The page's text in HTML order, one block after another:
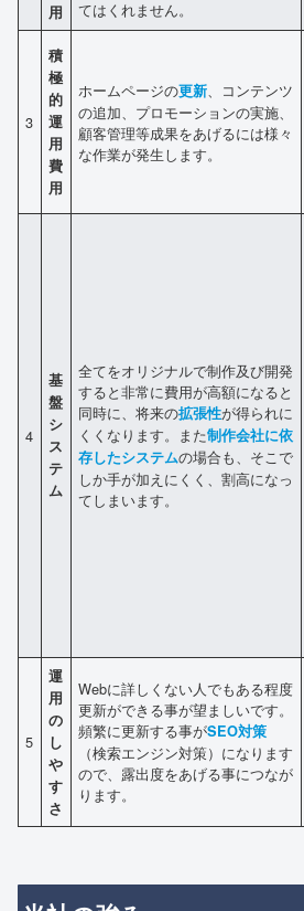
用
てはくれません。
3
積
極
的
運
用
費
用
ホームページの更新 、コンテンツ
の追加、プロモーションの実施、
顧客管理等成果をあげるには様々
な作業が発生します。
4
基
盤
シ
ス
テ
ム
全てをオリジナルで制作及び開発
すると非常に費用が高額になると
同時に、将来の拡張性が得られに
くくなります。また制作会社に依
存したシステムの場合も、そこで
しか手が加えにくく、割高になっ
てしまいます。
5
運
用
の
し
や
す
さ
Webに詳しくない人でもある程度
更新ができる事が望ましいです。
頻繁に更新する事がSEO対策
（検索エンジン対策）になります
ので、露出度をあげる事につなが
ります。